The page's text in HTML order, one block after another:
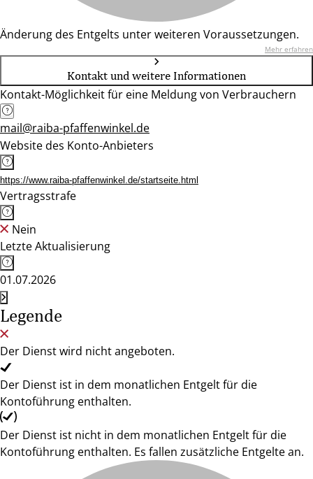
Änderung des Entgelts unter weiteren Voraussetzungen.
Mehr erfahren
Kontakt und weitere Informationen
Kontakt-Möglichkeit für eine Meldung von Verbrauchern
mail@raiba-pfaffenwinkel.de
Website des Konto-Anbieters
https://www.raiba-pfaffenwinkel.de/startseite.html
Vertragsstrafe
Nein
Letzte Aktualisierung
01.07.2026
Legende
Der Dienst wird nicht angeboten.
Der Dienst ist in dem monatlichen Entgelt für die
Kontoführung enthalten.
Der Dienst ist nicht in dem monatlichen Entgelt für die
Kontoführung enthalten. Es fallen zusätzliche Entgelte an.